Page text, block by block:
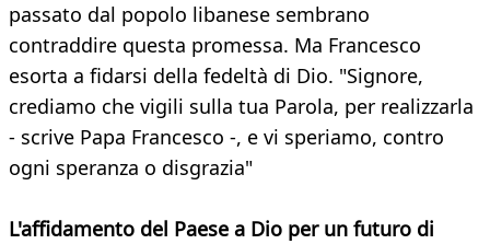
passato dal popolo libanese sembrano
contraddire questa promessa. Ma Francesco
esorta a fidarsi della fedeltà di Dio. "Signore,
crediamo che vigili sulla tua Parola, per realizzarla
- scrive Papa Francesco -, e vi speriamo, contro
ogni speranza o disgrazia"
L'affidamento del Paese a Dio per un futuro di